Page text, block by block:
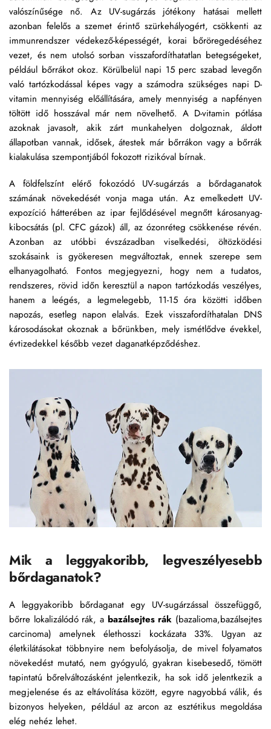
valószínűsége nő. Az UV-sugárzás jótékony hatásai mellett
azonban felelős a szemet érintő szürkehályogért, csökkenti az
immunrendszer védekező-képességét, korai bőröregedéséhez
vezet, és nem utolsó sorban visszafordíthatatlan betegségeket,
például bőrrákot okoz. Körülbelül napi 15 perc szabad levegőn
való tartózkodással képes vagy a számodra szükséges napi D-
vitamin mennyiség előállítására, amely mennyiség a napfényen
töltött idő hosszával már nem növelhető. A D-vitamin pótlása
azoknak javasolt, akik zárt munkahelyen dolgoznak, áldott
állapotban vannak, idősek, átestek már bőrrákon vagy a bőrrák
kialakulása szempontjából fokozott rizikóval bírnak.
A földfelszínt elérő fokozódó UV-sugárzás a bőrdaganatok
számának növekedését vonja maga után. Az emelkedett UV-
expozíció hátterében az ipar fejlődésével megnőtt károsanyag-
kibocsátás (pl. CFC gázok) áll, az ózonréteg csökkenése révén.
Azonban az utóbbi évszázadban viselkedési, öltözködési
szokásaink is gyökeresen megváltoztak, ennek szerepe sem
elhanyagolható. Fontos megjegyezni, hogy nem a tudatos,
rendszeres, rövid időn keresztül a napon tartózkodás veszélyes,
hanem a leégés, a legmelegebb, 11-15 óra közötti időben
napozás, esetleg napon elalvás. Ezek visszafordíthatalan DNS
károsodásokat okoznak a bőrünkben, mely ismétlődve évekkel,
évtizedekkel később vezet daganatképződéshez.
Mik a leggyakoribb, legveszélyesebb
bőrdaganatok?
A leggyakoribb bőrdaganat egy UV-sugárzással összefüggő,
bőrre lokalizálódó rák, a bazálsejtes rák (bazalioma,bazálsejtes
carcinoma) amelynek élethosszi kockázata 33%. Ugyan az
életkilátásokat többnyire nem befolyásolja, de mivel folyamatos
növekedést mutató, nem gyógyuló, gyakran kisebesedő, tömött
tapintatú bőrelváltozásként jelentkezik, ha sok idő jelentkezik a
megjelenése és az eltávolítása között, egyre nagyobbá válik, és
bizonyos helyeken, például az arcon az esztétikus megoldása
elég nehéz lehet.